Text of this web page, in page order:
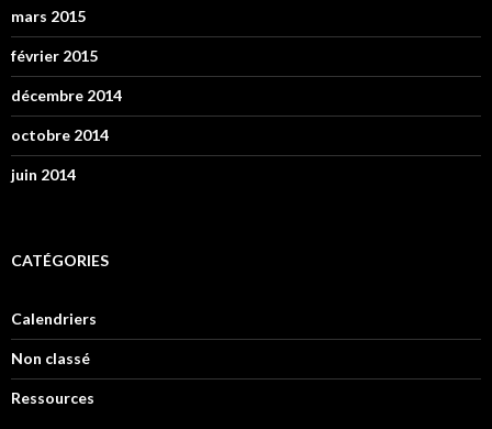
mars 2015
février 2015
décembre 2014
octobre 2014
juin 2014
CATÉGORIES
Calendriers
Non classé
Ressources